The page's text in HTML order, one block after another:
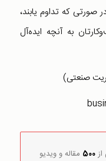
که تداوم یابند،
به آنچه ایده‌آل
صنعتی)
از500 مقاله و ویدیو